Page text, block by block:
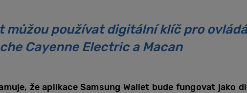
můžou používat digitální klíč pro
Cayenne Electric a Macan
že aplikace Samsung Wallet bude fungovat jako